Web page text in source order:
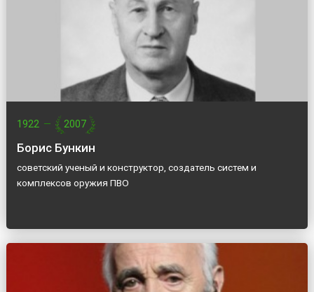
1922 — 2007
Борис Бункин
советский ученый и конструктор, создатель систем и
комплексов оружия ПВО